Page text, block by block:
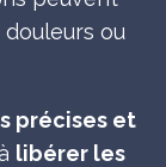
que
plus
ou
précises et
libérer les